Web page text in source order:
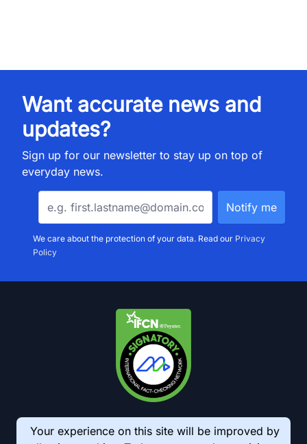
Want accurate news and
updates?
Sign up for our newsletter to stay up on top of
everyday news.
We care about the protection of your data. Read our Privacy
Policy
Your experience on this site will be improved by